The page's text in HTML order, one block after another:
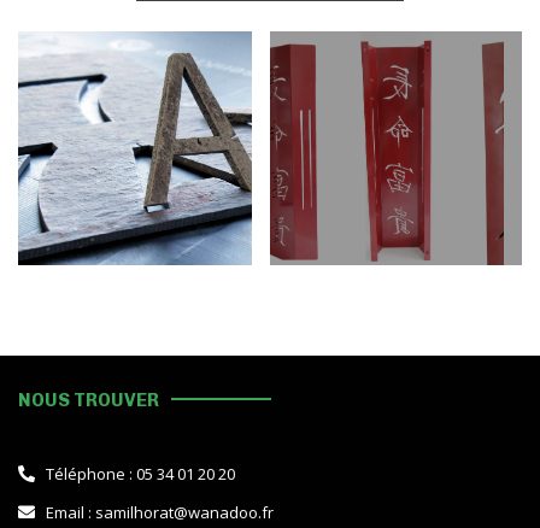
NOUS TROUVER
Téléphone : 05 34 01 20 20
Email : samilhorat@wanadoo.fr